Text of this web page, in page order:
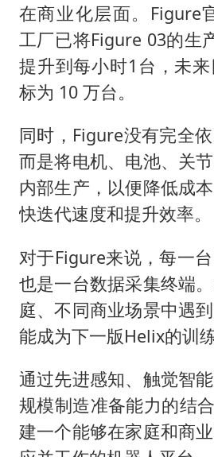
在商业化层面。Figure
工厂已将Figure 03的生
提升到每小时1台，未
标为 10 万台。
同时，Figure没有完全
而是将电机、电池、关
内部生产，以便降低成
快迭代速度和提升效率。
对于Figure来说，每一
也是一台数据采集终端
庭、不同商业场景中遇
能成为下一版Helix的训练
通过先进感知、触觉智
规模制造准备能力的结
建一个能够在家庭和商